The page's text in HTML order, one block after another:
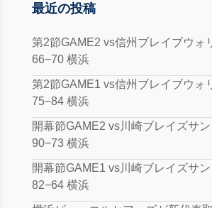
最近の投稿
第2節GAME2 vs信州ブレイブウォ
66−70 横浜
第2節GAME1 vs信州ブレイブウォ
75−84 横浜
開幕節GAME2 vs川崎ブレイズサ
90−73 横浜
開幕節GAME1 vs川崎ブレイズサ
82−64 横浜